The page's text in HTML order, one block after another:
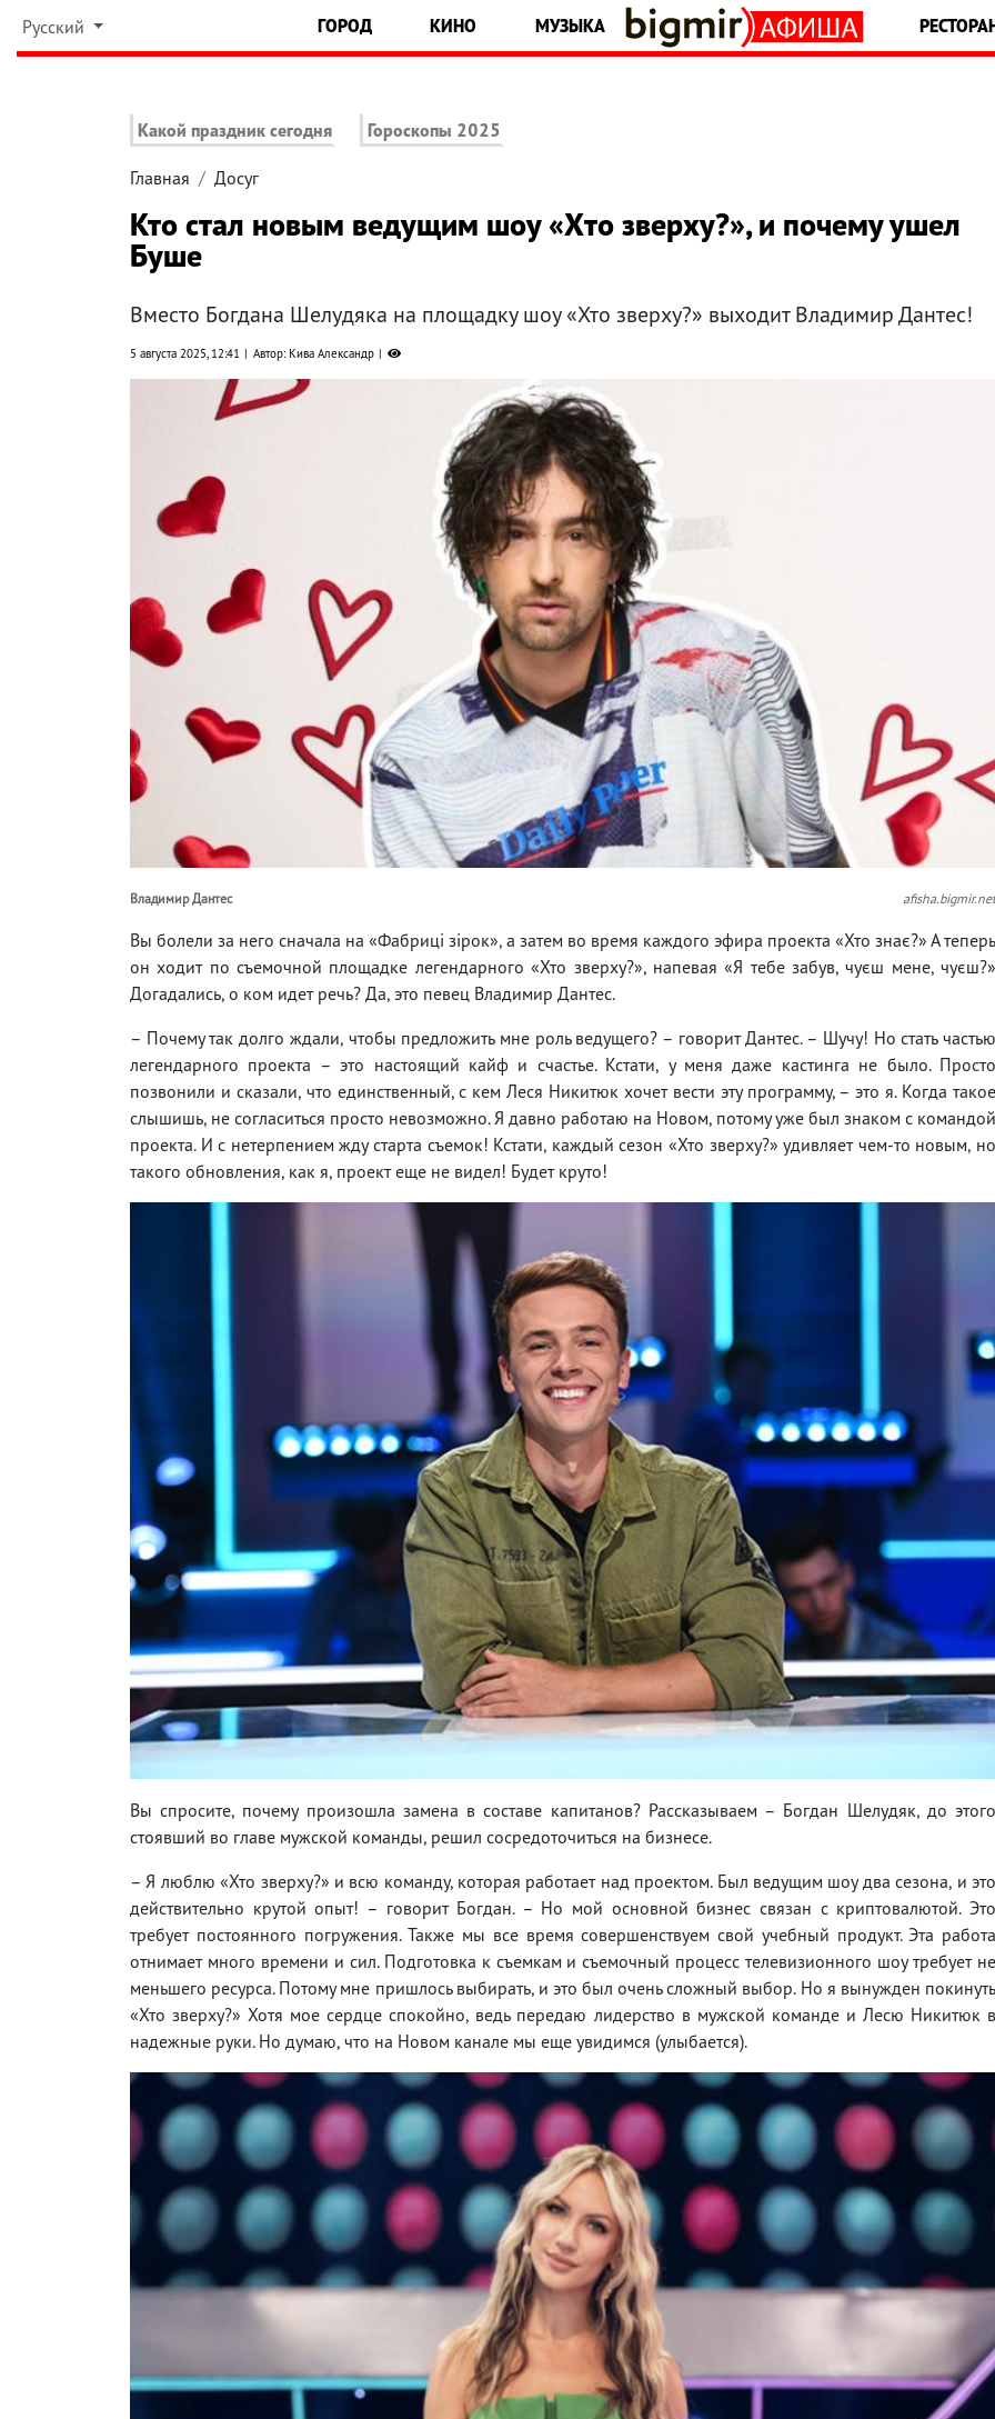
Русский ГОРОД КИНО МУЗЫКА
Какой праздник сегодня Гороскопы 2025
Главная Досуг
Кто стал новым ведущим шоу «Хто зверху?», и почему ушел
Буше
Вместо Богдана Шелудяка на площадку шоу «Хто зверху?» выходит Владимир Дантес!
5 августа 2025, 12:41 Автор: Кива Александр
Владимир Дантес afisha.bigmir.net
Вы болели за него сначала на «Фабриці зірок», а затем во время каждого эфира проекта «Хто знає?» А теперь
он ходит по съемочной площадке легендарного «Хто зверху?», напевая «Я тебе забув, чуєш мене, чуєш?»
Догадались, о ком идет речь? Да, это певец Владимир Дантес.
– Почему так долго ждали, чтобы предложить мне роль ведущего? – говорит Дантес. – Шучу! Но стать частью
легендарного проекта – это настоящий кайф и счастье. Кстати, у меня даже кастинга не было. Просто
позвонили и сказали, что единственный, с кем Леся Никитюк хочет вести эту программу, – это я. Когда такое
слышишь, не согласиться просто невозможно. Я давно работаю на Новом, потому уже был знаком с командой
проекта. И с нетерпением жду старта съемок! Кстати, каждый сезон «Хто зверху?» удивляет чем-то новым, но
такого обновления, как я, проект еще не видел! Будет круто!
Вы спросите, почему произошла замена в составе капитанов? Рассказываем – Богдан Шелудяк, до этого
стоявший во главе мужской команды, решил сосредоточиться на бизнесе.
– Я люблю «Хто зверху?» и всю команду, которая работает над проектом. Был ведущим шоу два сезона, и это
действительно крутой опыт! – говорит Богдан. – Но мой основной бизнес связан с криптовалютой. Это
требует постоянного погружения. Также мы все время совершенствуем свой учебный продукт. Эта работа
отнимает много времени и сил. Подготовка к съемкам и съемочный процесс телевизионного шоу требует не
меньшего ресурса. Потому мне пришлось выбирать, и это был очень сложный выбор. Но я вынужден покинуть
«Хто зверху?» Хотя мое сердце спокойно, ведь передаю лидерство в мужской команде и Лесю Никитюк в
надежные руки. Но думаю, что на Новом канале мы еще увидимся (улыбается).